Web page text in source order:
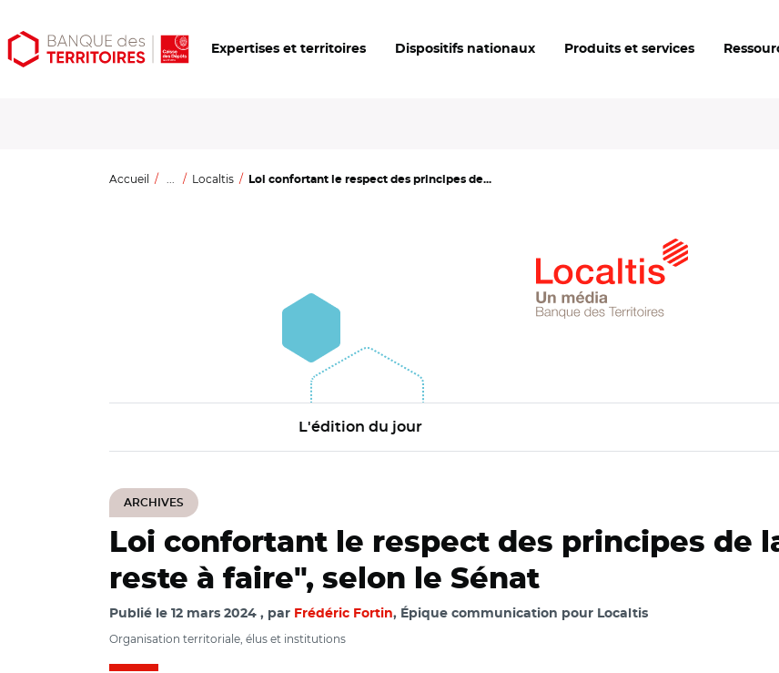
Aller
au
Aller
au
Ouvrir
les
Expertises et territoires Dispositifs nationaux Produits et services
Accueil ... Localtis Loi confortant le respect des principes de...
L'édition du jour
ARCHIVES
Loi confortant le respect des principes de
reste à faire", selon le Sénat
Publié le 12 mars 2024 par Frédéric Fortin, Épique communication pour Localtis
Organisation territoriale, élus et institutions